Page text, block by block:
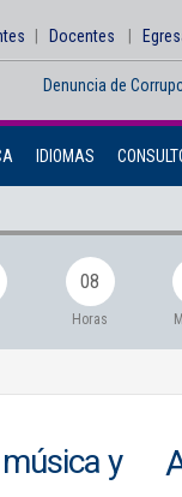
Docentes
Denuncia de
IDIOMAS
08
Horas
y